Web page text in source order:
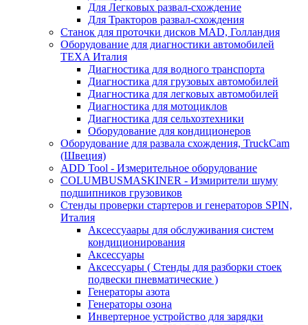
Для Легковых развал-схождение
Для Тракторов развал-схождения
Станок для проточки дисков MAD, Голландия
Оборудование для диагностики автомобилей
TEXA Италия
Диагностика для водного транспорта
Диагностика для грузовых автомобилей
Диагностика для легковых автомобилей
Диагностика для мотоциклов
Диагностика для сельхозтехники
Оборудование для кондиционеров
Оборудование для развала схождения, TruckCam
(Швеция)
ADD Tool - Измерительное оборудование
COLUMBUSMASKINER - Измирители шуму
подшипников грузовиков
Стенды проверки стартеров и генераторов SPIN,
Италия
Аксессуаары для обслуживания систем
кондиционирования
Аксессуары
Аксессуары ( Стенды для разборки стоек
подвески пневматические )
Генераторы азота
Генераторы озона
Инвертерное устройство для зарядки